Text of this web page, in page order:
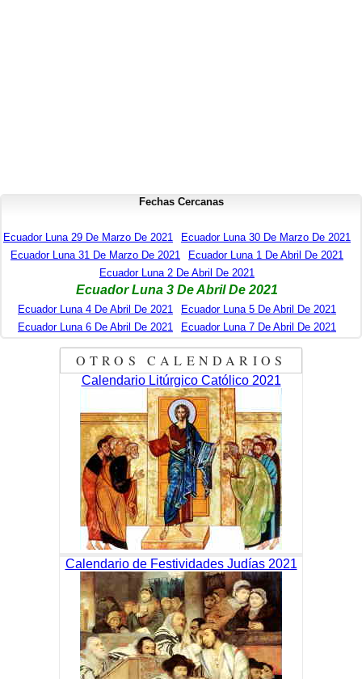
Fechas Cercanas
Ecuador Luna 29 De Marzo De 2021
Ecuador Luna 30 De Marzo De 2021
Ecuador Luna 31 De Marzo De 2021
Ecuador Luna 1 De Abril De 2021
Ecuador Luna 2 De Abril De 2021
Ecuador Luna 3 De Abril De 2021
Ecuador Luna 4 De Abril De 2021
Ecuador Luna 5 De Abril De 2021
Ecuador Luna 6 De Abril De 2021
Ecuador Luna 7 De Abril De 2021
OTROS CALENDARIOS
Calendario Litúrgico Católico 2021
Calendario de Festividades Judías 2021